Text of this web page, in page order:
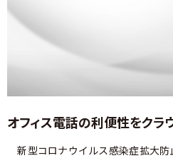
オフィス電話の利便性をクラ
新型コロナウイルス感染症拡大